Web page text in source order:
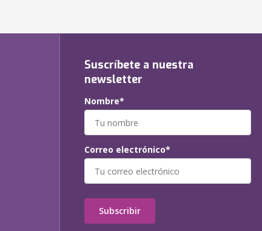
Suscríbete a nuestra
newsletter
Nombre*
Correo electrónico*
Subscribir